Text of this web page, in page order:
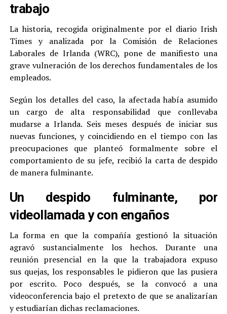
trabajo
La historia, recogida originalmente por el diario Irish
Times y analizada por la Comisión de Relaciones
Laborales de Irlanda (WRC), pone de manifiesto una
grave vulneración de los derechos fundamentales de los
empleados.
Según los detalles del caso, la afectada había asumido
un cargo de alta responsabilidad que conllevaba
mudarse a Irlanda. Seis meses después de iniciar sus
nuevas funciones, y coincidiendo en el tiempo con las
preocupaciones que planteó formalmente sobre el
comportamiento de su jefe, recibió la carta de despido
de manera fulminante.
Un despido fulminante, por
videollamada y con engaños
La forma en que la compañía gestionó la situación
agravó sustancialmente los hechos. Durante una
reunión presencial en la que la trabajadora expuso
sus quejas, los responsables le pidieron que las pusiera
por escrito. Poco después, se la convocó a una
videoconferencia bajo el pretexto de que se analizarían
y estudiarían dichas reclamaciones.